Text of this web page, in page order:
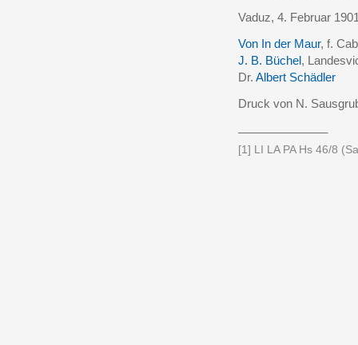
Vaduz, 4. Februar
Von In der Maur, f.
J. B. Büchel,
Dr. Albert Schädler
Druck von N.
[1] LI LA PA Hs 46/8